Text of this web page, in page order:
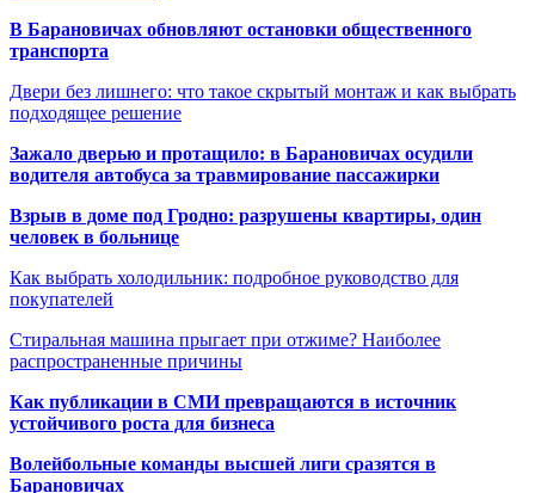
В Барановичах обновляют остановки общественного
транспорта
Двери без лишнего: что такое скрытый монтаж и как выбрать
подходящее решение
Зажало дверью и протащило: в Барановичах осудили
водителя автобуса за травмирование пассажирки
Взрыв в доме под Гродно: разрушены квартиры, один
человек в больнице
Как выбрать холодильник: подробное руководство для
покупателей
Стиральная машина прыгает при отжиме? Наиболее
распространенные причины
Как публикации в СМИ превращаются в источник
устойчивого роста для бизнеса
Волейбольные команды высшей лиги сразятся в
Барановичах